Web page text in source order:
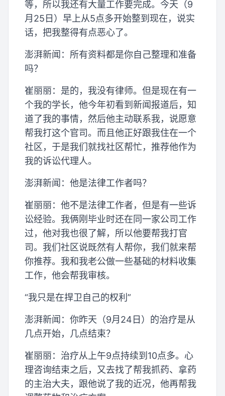
等，所以我还有大量工作要完成。今天（9
月25日）早上从5点多开始整到现在，说实
话，把我整得有点恶心了。
澎湃新闻：所有资料都是你自己整理和准备
吗？
崔丽丽：是的，我没有律师。但是现在有一
个我的学长，他今年初看到新闻报道后，知
道了我的事情，然后他主动联系我，说愿意
帮我打这个官司。而且他正好跟我住在一个
社区，于是我们就找社区帮忙，推荐他作为
我的诉讼代理人。
澎湃新闻：他是法律工作者吗？
崔丽丽：他不是法律工作者，但是有一些诉
讼经验。我俩刚毕业时还在同一家公司工作
过，他对我也很了解，所以他要帮我打官
司。我们社区说既然有人帮你，我们就来帮
你推荐。我和我老公做一些基础的材料收集
工作，他会帮我审核。
“我只是在捍卫自己的权利”
澎湃新闻：你昨天（9月24日）的治疗是从
几点开始，几点结束？
崔丽丽：治疗从上午9点持续到10点多。心
理咨询结束之后，又去找了帮我抓药、拿药
的主治大夫，跟他说了我的近况，他再帮我